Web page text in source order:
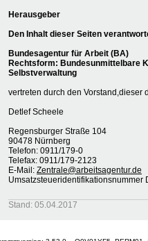
Herausgeber
Den Inhalt dieser Seiten
Bundesagentur für Arbeit (BA)
Rechtsform: Bundesunmittelbare
Selbstverwaltung
vertreten durch den Vorstand,dieser
Detlef Scheele
Regensburger Straße 104
90478 Nürnberg
Telefon: 0911/179-0
Telefax: 0911/179-2123
E-Mail: Zentrale@arbeitsagentur.de
Umsatzsteueridentifikationsnummer
Stand: 05.04.2017